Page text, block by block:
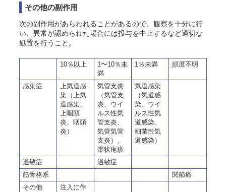
その他の副作用
次の副作用があらわれることがあるので、観察を十分に行
い、異常が認められた場合には投与を中止するなど適切な
処置を行うこと。
10％以上
1〜10％未
満
1％未満 頻度不明
感染症
上気道感
染（上気
道感染、
上咽頭
炎、咽頭
炎）
気管支炎
（気管支
炎、ウイ
ルス性気
管支炎、
気管気管
支炎）、
帯状疱疹
気道感染
（気道感
染、ウイ
ルス性気
道感染、
細菌性気
道感染）
過敏症
過敏症
筋骨格系
関節痛
その他
注入に伴